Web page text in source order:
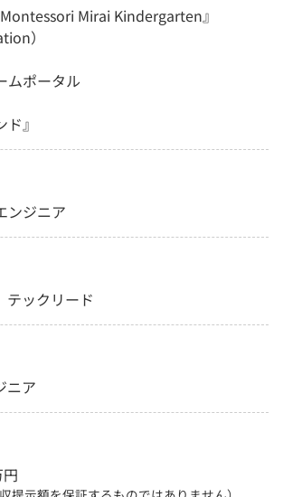
Mirai Kindergarten』
）
ムポータル
』
ンジニア
テックリード
ニア